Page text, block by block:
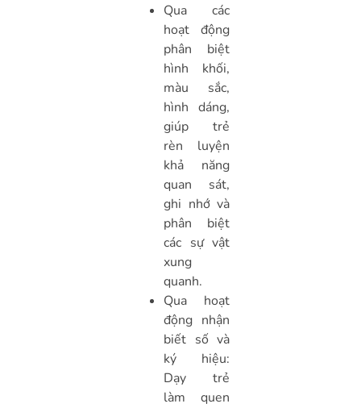
Qua các
hoạt động
phân biệt
hình khối,
màu sắc,
hình dáng,
giúp trẻ
rèn luyện
khả năng
quan sát,
ghi nhớ và
phân biệt
các sự vật
xung
quanh.
Qua hoạt
động nhận
biết số và
ký hiệu:
Dạy trẻ
làm quen